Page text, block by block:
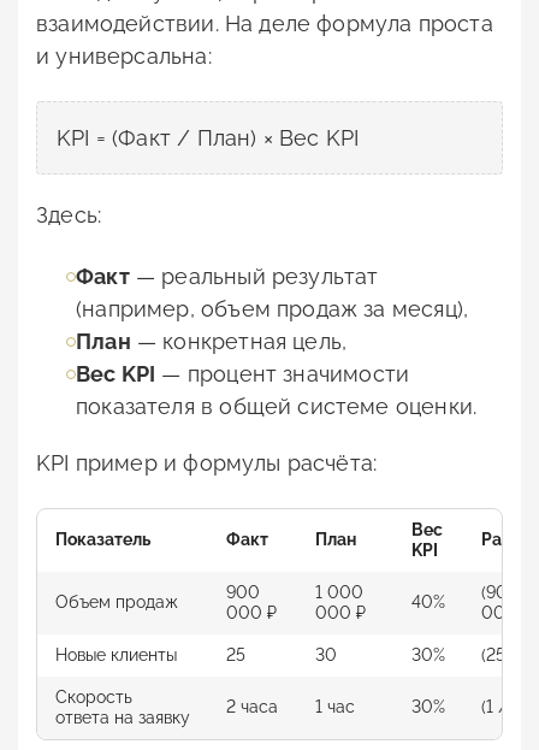
взаимодействии. На деле формула проста
и универсальна:
KPI = (Факт / План) × Вес KPI
Здесь:
Факт— реальный результат
(например, объем продаж за месяц),
План — конкретная цель,
Вес KPI — процент значимости
показателя в общей системе оценки.
KPI пример и формулы расчёта:
Показатель Факт План
Вес
KPI
Расчет
Объем продаж
900
000 ₽
1 000
000 ₽
40%
(900
000
Новые клиенты 25 30 30% (25 /
Скорость
ответа на заявку
2 часа 1 час 30% (1 / 2)